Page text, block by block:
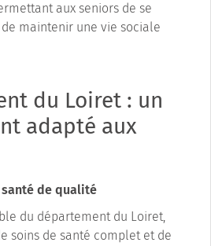
aux seniors de se
maintenir une vie sociale
du Loiret : un
adapté aux
de qualité
du département du Loiret,
soins de santé complet et de